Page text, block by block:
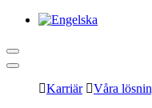
Karriär Våra